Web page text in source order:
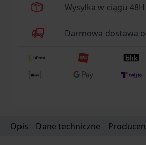
Wysyłka w ciągu 48H
Darmowa dostawa
Opis Dane techniczne